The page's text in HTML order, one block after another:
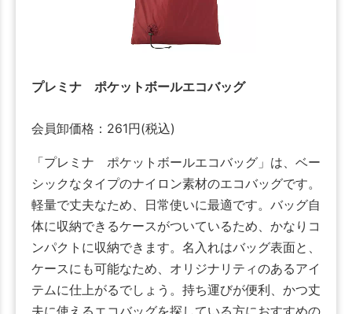
プレミナ ポケットボールエコバッグ
会員卸価格： 261円(税込)
「プレミナ ポケットボールエコバッグ」は、ベー
シックなタイプのナイロン素材のエコバッグです。
軽量で丈夫なため、日常使いに最適です。バッグ自
体に収納できるケースがついているため、かなりコ
ンパクトに収納できます。名入れはバッグ表面と、
ケースにも可能なため、オリジナリティのあるアイ
テムに仕上がるでしょう。持ち運びが便利、かつ丈